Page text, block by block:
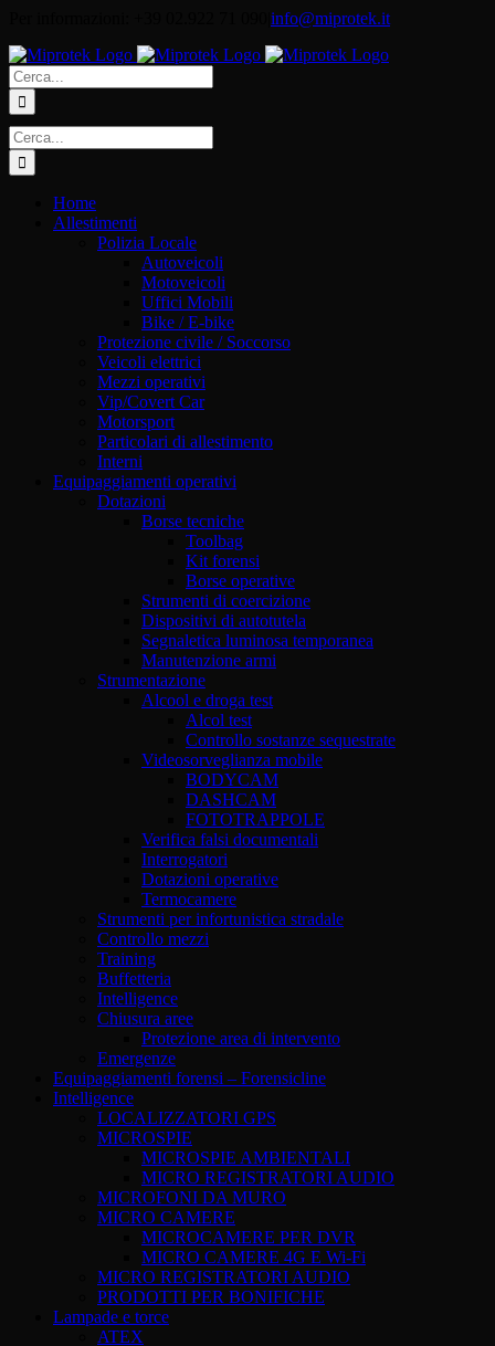
contenuto
info@miprotek.it
Cerca
per:
Cerca
per:
Home
Allestimenti
Polizia Locale
Autoveicoli
Motoveicoli
Uffici Mobili
Bike / E-bike
Protezione civile / Soccorso
Veicoli elettrici
Mezzi operativi
Vip/Covert Car
Motorsport
Particolari di allestimento
Interni
Equipaggiamenti operativi
Dotazioni
Borse tecniche
Toolbag
Kit forensi
Borse operative
Strumenti di coercizione
Dispositivi di autotutela
Segnaletica luminosa temporanea
Manutenzione armi
Strumentazione
Alcool e droga test
Alcol test
Controllo sostanze sequestrate
Videosorveglianza mobile
BODYCAM
DASHCAM
FOTOTRAPPOLE
Verifica falsi documentali
Interrogatori
Dotazioni operative
Termocamere
Strumenti per infortunistica stradale
Controllo mezzi
Training
Buffetteria
Intelligence
Chiusura aree
Protezione area di intervento
Emergenze
Equipaggiamenti forensi – Forensicline
Intelligence
LOCALIZZATORI GPS
MICROSPIE
MICROSPIE AMBIENTALI
MICRO REGISTRATORI AUDIO
MICROFONI DA MURO
MICRO CAMERE
MICROCAMERE PER DVR
MICRO CAMERE 4G E Wi-Fi
MICRO REGISTRATORI AUDIO
PRODOTTI PER BONIFICHE
Lampade e torce
ATEX